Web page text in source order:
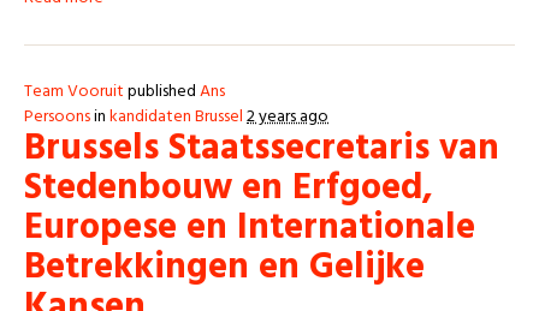
Team VooruitpublishedAns
Persoonsinkandidaten Brussel2 years ago
Brussels Staatssecretaris van
Stedenbouw en Erfgoed,
Europese en Internationale
Betrekkingen en Gelijke